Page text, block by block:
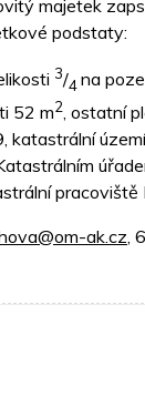
majetek
podstaty:
3/4na
52 m2, ostatní
katastrální
pracoviště
ak.cz,